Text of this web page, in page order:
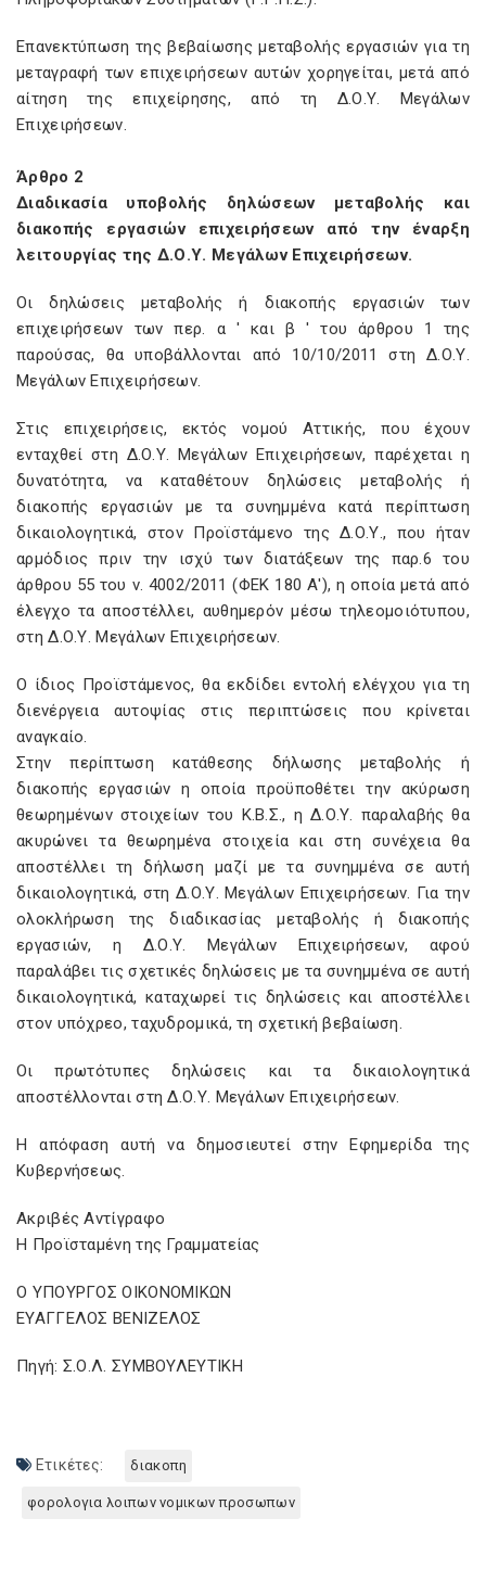
Επανεκτύπωση της βεβαίωσης μεταβολής εργασιών για τη
μεταγραφή των επιχειρήσεων αυτών χορηγείται, μετά από
αίτηση της επιχείρησης, από τη Δ.Ο.Υ. Μεγάλων
Επιχειρήσεων.
Άρθρο 2
Διαδικασία υποβολής δηλώσεων μεταβολής και
διακοπής εργασιών επιχειρήσεων από την έναρξη
λειτουργίας της Δ.Ο.Υ. Μεγάλων Επιχειρήσεων.
Οι δηλώσεις μεταβολής ή διακοπής εργασιών των
επιχειρήσεων των περ. α ' και β ' του άρθρου 1 της
παρούσας, θα υποβάλλονται από 10/10/2011 στη Δ.Ο.Υ.
Μεγάλων Επιχειρήσεων.
Στις επιχειρήσεις, εκτός νομού Αττικής, που έχουν
ενταχθεί στη Δ.Ο.Υ. Μεγάλων Επιχειρήσεων, παρέχεται η
δυνατότητα, να καταθέτουν δηλώσεις μεταβολής ή
διακοπής εργασιών με τα συνημμένα κατά περίπτωση
δικαιολογητικά, στον Προϊστάμενο της Δ.Ο.Υ., που ήταν
αρμόδιος πριν την ισχύ των διατάξεων της παρ.6 του
άρθρου 55 του ν. 4002/2011 (ΦΕΚ 180 Α'), η οποία μετά από
έλεγχο τα αποστέλλει, αυθημερόν μέσω τηλεομοιότυπου,
στη Δ.Ο.Υ. Μεγάλων Επιχειρήσεων.
Ο ίδιος Προϊστάμενος, θα εκδίδει εντολή ελέγχου για τη
διενέργεια αυτοψίας στις περιπτώσεις που κρίνεται
αναγκαίο.
Στην περίπτωση κατάθεσης δήλωσης μεταβολής ή
διακοπής εργασιών η οποία προϋποθέτει την ακύρωση
θεωρημένων στοιχείων του Κ.Β.Σ., η Δ.Ο.Υ. παραλαβής θα
ακυρώνει τα θεωρημένα στοιχεία και στη συνέχεια θα
αποστέλλει τη δήλωση μαζί με τα συνημμένα σε αυτή
δικαιολογητικά, στη Δ.Ο.Υ. Μεγάλων Επιχειρήσεων. Για την
ολοκλήρωση της διαδικασίας μεταβολής ή διακοπής
εργασιών, η Δ.Ο.Υ. Μεγάλων Επιχειρήσεων, αφού
παραλάβει τις σχετικές δηλώσεις με τα συνημμένα σε αυτή
δικαιολογητικά, καταχωρεί τις δηλώσεις και αποστέλλει
στον υπόχρεο, ταχυδρομικά, τη σχετική βεβαίωση.
Οι πρωτότυπες δηλώσεις και τα δικαιολογητικά
αποστέλλονται στη Δ.Ο.Υ. Μεγάλων Επιχειρήσεων.
Η απόφαση αυτή να δημοσιευτεί στην Εφημερίδα της
Κυβερνήσεως.
Ακριβές Αντίγραφο
Η Προϊσταμένη της Γραμματείας
Ο ΥΠΟΥΡΓΟΣ ΟΙΚΟΝΟΜΙΚΩΝ
ΕΥΑΓΓΕΛΟΣ ΒΕΝΙΖΕΛΟΣ
Πηγή: Σ.Ο.Λ. ΣΥΜΒΟΥΛΕΥΤΙΚΗ
Ετικέτες: διακοπη
φορολογια λοιπων νομικων προσωπων